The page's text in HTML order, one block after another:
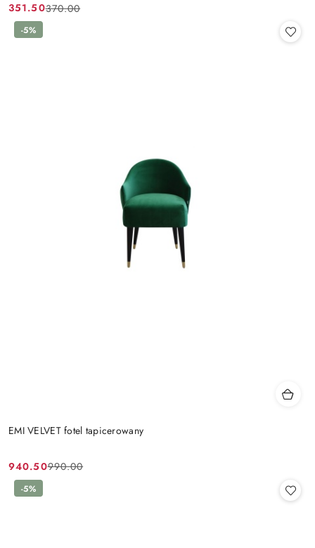
Cena
promocyjna:
351.50
Cena
przed
370.00
EMI VELVET fotel tapicerowany
Cena
promocyjna:
940.50
Cena
przed
990.00
-5%
-5%